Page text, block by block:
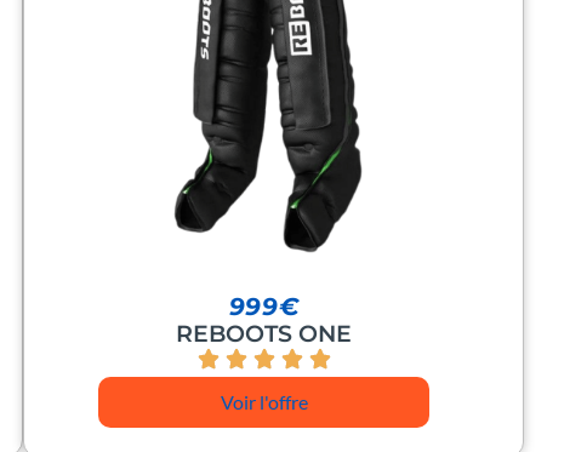
999€
REBOOTS ONE
Voir l'offre